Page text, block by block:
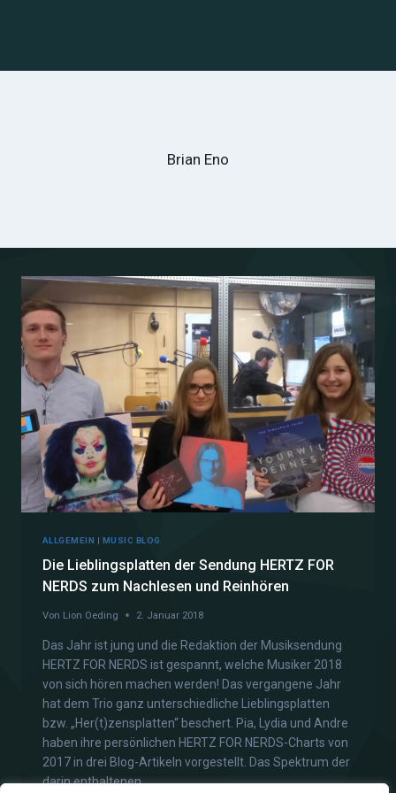
Brian Eno
ALLGEMEIN | MUSIC BLOG
Die Lieblingsplatten der Sendung HERTZ FOR
NERDS zum Nachlesen und Reinhören
Von Lion Oeding 2. Januar 2018
Das Jahr ist jung und die Redaktion der Musiksendung
HERTZ FOR NERDS ist gespannt, welche Musiker 2018
von sich hören machen werden! Das vergangene Jahr
hat dem Trio ganz unterschiedliche Lieblingsplatten
bzw. „Her(t)zensplatten“ beschert. Pia, Lydia und Andre
haben ihre persönlichen HERTZ FOR NERDS-Charts von
2017 in drei Blog-Artikeln vorgestellt. Das Spektrum der
darin enthaltenen…